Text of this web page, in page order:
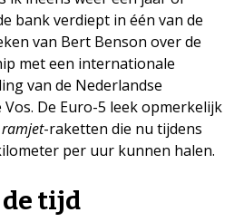
bank verdiept in één van de
van Bert Benson over de
met een internationale
van de Nederlandse
De Euro-5 leek opmerkelijk
ramjet-raketten die nu tijdens
per uur kunnen halen.
de tijd